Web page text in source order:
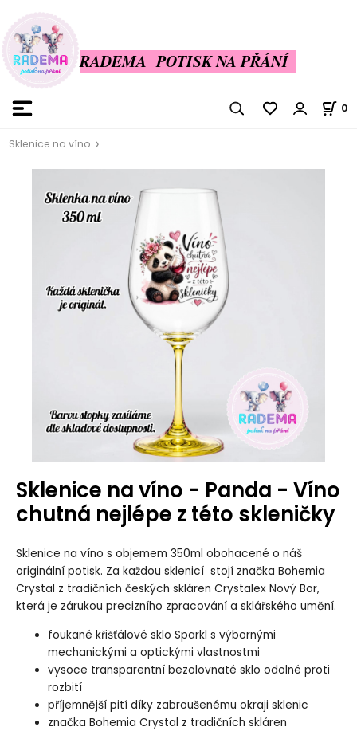
RADEMA POTISK NA PŘÁNÍ
0
Sklenice na víno
Sklenice na víno - Panda - Víno
chutná nejlépe z této skleničky
Sklenice na víno s objemem 350ml obohacené o náš
originální potisk. Za každou sklenicí stojí značka Bohemia
Crystal z tradičních českých skláren Crystalex Nový Bor,
která je zárukou precizního zpracování a sklářského umění.
foukané křišťálové sklo Sparkl s výbornými
mechanickými a optickými vlastnostmi
vysoce transparentní bezolovnaté sklo odolné proti
rozbití
příjemnější pití díky zabroušenému okraji sklenic
značka Bohemia Crystal z tradičních skláren